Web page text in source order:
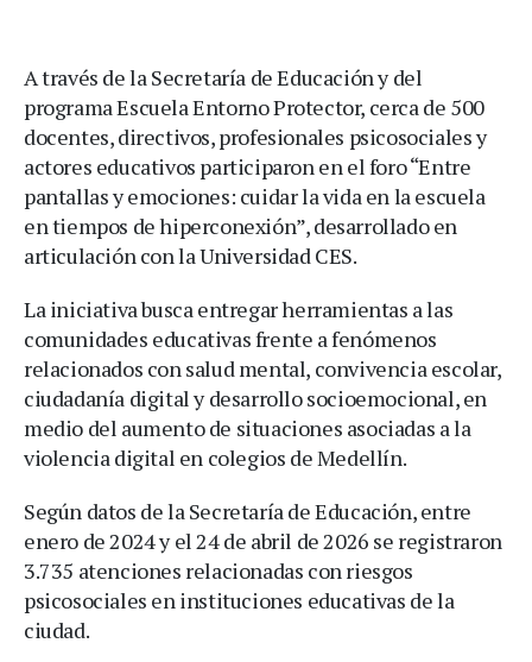
A través de la Secretaría de Educación y del
programa Escuela Entorno Protector, cerca de 500
docentes, directivos, profesionales psicosociales y
actores educativos participaron en el foro “Entre
pantallas y emociones: cuidar la vida en la escuela
en tiempos de hiperconexión”, desarrollado en
articulación con la Universidad CES.
La iniciativa busca entregar herramientas a las
comunidades educativas frente a fenómenos
relacionados con salud mental, convivencia escolar,
ciudadanía digital y desarrollo socioemocional, en
medio del aumento de situaciones asociadas a la
violencia digital en colegios de Medellín.
Según datos de la Secretaría de Educación, entre
enero de 2024 y el 24 de abril de 2026 se registraron
3.735 atenciones relacionadas con riesgos
psicosociales en instituciones educativas de la
ciudad.